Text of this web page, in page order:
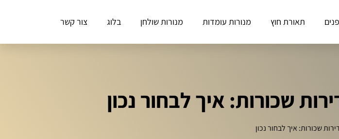
תאורת חוץ מנורות עומדות מנורות שולחן בלוג צור קשר
שכורות: איך לבחור נכון
שכורות: איך לבחור נכון